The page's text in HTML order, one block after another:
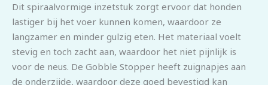
Dit spiraalvormige inzetstuk zorgt ervoor dat honden
lastiger bij het voer kunnen komen, waardoor ze
langzamer en minder gulzig eten. Het materiaal voelt
stevig en toch zacht aan, waardoor het niet pijnlijk is
voor de neus. De Gobble Stopper heeft zuignapjes aan
de onderzijde, waardoor deze goed bevestigd kan